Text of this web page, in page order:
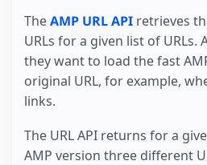
TheAMP URL API retrieves
URLs for a given list of URLs.
they want to load the fast
original URL, for example,
links.
The URL API returns for a
AMP version three different